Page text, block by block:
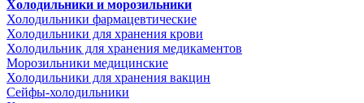
Холодильники и морозильники
Холодильники фармацевтические
Холодильники для хранения крови
Холодильник для хранения медикаментов
Морозильники медицинские
Холодильники для хранения вакцин
Сейфы-холодильники